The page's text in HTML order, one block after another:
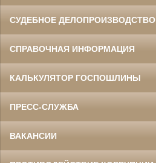
СУДЕБНОЕ ДЕЛОПРОИЗВОДСТВО
СПРАВОЧНАЯ ИНФОРМАЦИЯ
КАЛЬКУЛЯТОР ГОСПОШЛИНЫ
ПРЕСС-СЛУЖБА
ВАКАНСИИ